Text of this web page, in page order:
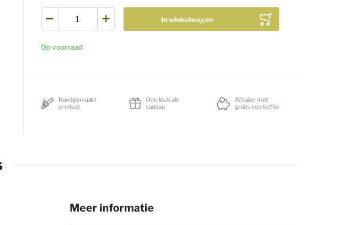
In winkelwagen
Op voorraad
Handgemaakt
product
Ook leuk als
cadeau
Afhalen met
gratis kop koffie
Meer informatie